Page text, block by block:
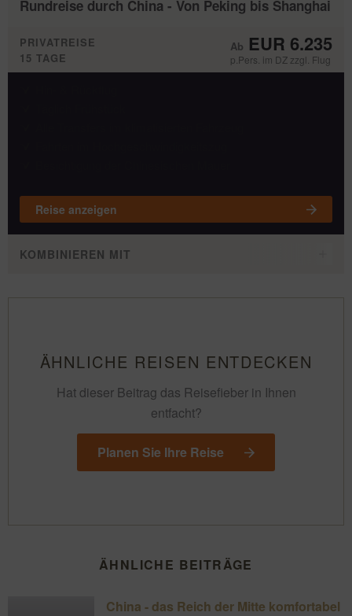
Rundreise durch China - Von Peking bis Shanghai
PRIVATREISE
15 TAGE
EUR 6.235
p.Pers. im DZ zzgl. Flug
Reise anzeigen
KOMBINIEREN MIT
ÄHNLICHE REISEN ENTDECKEN
Hat dieser Beitrag das Reisefieber in Ihnen
entfacht?
Planen Sie Ihre Reise
ÄHNLICHE BEITRÄGE
China - das Reich der Mitte komfortabel